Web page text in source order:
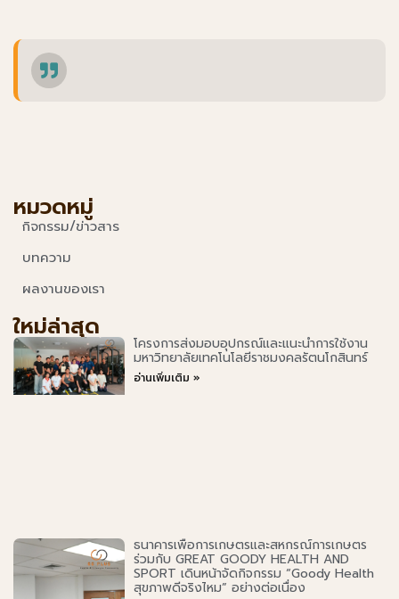
หมวดหมู่
กิจกรรม/ข่าวสาร
บทความ
ผลงานของเรา
ใหม่ล่าสุด
โครงการส่งมอบอุปกรณ์และแนะนำการใช้งาน
มหาวิทยาลัยเทคโนโลยีราชมงคลรัตนโกสินทร์
อ่านเพิ่มเติม »
ธนาคารเพื่อการเกษตรและสหกรณ์การเกษตร
ร่วมกับ GREAT GOODY HEALTH AND
SPORT เดินหน้าจัดกิจกรรม “Goody Health
สุขภาพดีจริงไหม” อย่างต่อเนื่อง